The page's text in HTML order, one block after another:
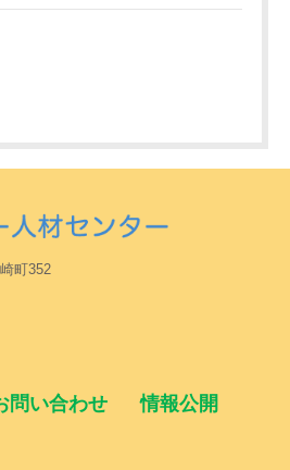
町352
問い合わせ 情報公開